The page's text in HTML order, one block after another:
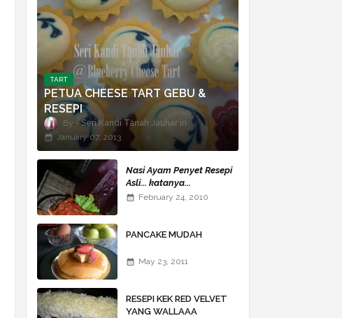
TART
PETUA CHEESE TART GEBU &
RESEPI
Seri Kandi Tanah Jauhar
January 07, 2013
Nasi Ayam Penyet Resepi
Asli... katanya...
February 24, 2010
PANCAKE MUDAH
May 23, 2011
RESEPI KEK RED VELVET
YANG WALLAAA